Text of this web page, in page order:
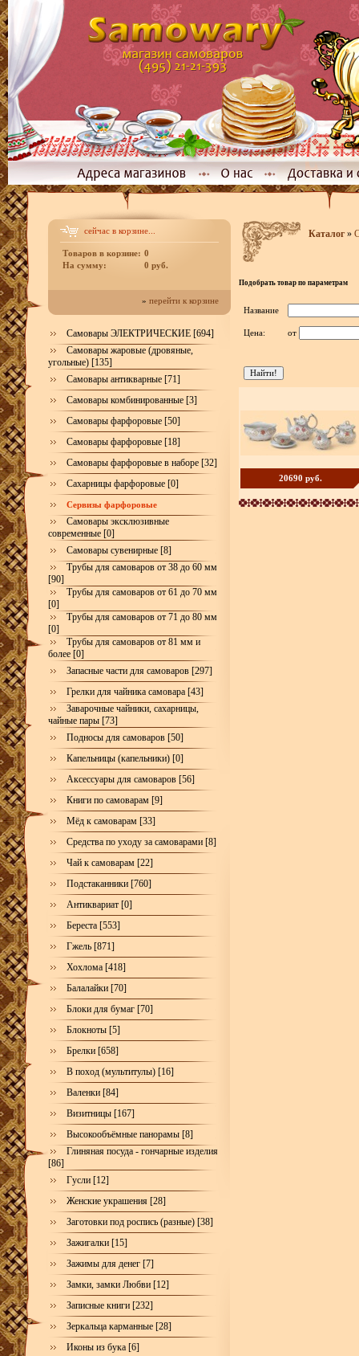
сейчас в корзине...
Товаров в корзине: 0
На сумму:
0 руб.
» перейти к корзине
Самовары ЭЛЕКТРИЧЕСКИЕ [694]
Самовары жаровые (дровяные,
угольные) [135]
Самовары антикварные [71]
Самовары комбинированные [3]
Самовары фарфоровые [50]
Самовары фарфоровые [18]
Самовары фарфоровые в наборе [32]
Сахарницы фарфоровые [0]
Сервизы фарфоровые
Самовары эксклюзивные
современные [0]
Самовары сувенирные [8]
Трубы для самоваров от 38 до 60 мм
[90]
Трубы для самоваров от 61 до 70 мм
[0]
Трубы для самоваров от 71 до 80 мм
[0]
Трубы для самоваров от 81 мм и
более [0]
Запасные части для самоваров [297]
Грелки для чайника самовара [43]
Заварочные чайники, сахарницы,
чайные пары [73]
Подносы для самоваров [50]
Капельницы (капельники) [0]
Аксессуары для самоваров [56]
Книги по самоварам [9]
Мёд к самоварам [33]
Средства по уходу за самоварами [8]
Чай к самоварам [22]
Подстаканники [760]
Антиквариат [0]
Береста [553]
Гжель [871]
Хохлома [418]
Балалайки [70]
Блоки для бумаг [70]
Блокноты [5]
Брелки [658]
В поход (мультитулы) [16]
Валенки [84]
Визитницы [167]
Высокообъёмные панорамы [8]
Глиняная посуда - гончарные изделия
[86]
Гусли [12]
Женские украшения [28]
Заготовки под роспись (разные) [38]
Зажигалки [15]
Зажимы для денег [7]
Замки, замки Любви [12]
Записные книги [232]
Зеркальца карманные [28]
Иконы из бука [6]
Каталог»
Подобрать товар по параметрам
Название
Цена: от
20690 руб.